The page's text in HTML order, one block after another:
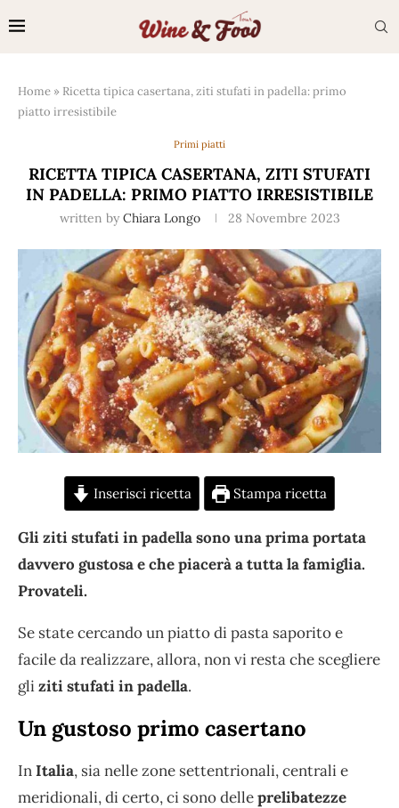
Home » Ricetta tipica casertana, ziti stufati in padella: primo
piatto irresistibile
Primi piatti
RICETTA TIPICA CASERTANA, ZITI STUFATI
IN PADELLA: PRIMO PIATTO IRRESISTIBILE
written by Chiara Longo 28 Novembre 2023
Inserisci ricetta Stampa ricetta
Gli ziti stufati in padella sono una prima portata
davvero gustosa e che piacerà a tutta la famiglia.
Provateli.
Se state cercando un piatto di pasta saporito e
facile da realizzare, allora, non vi resta che scegliere
gliziti stufati in padella.
Un gustoso primo casertano
InItalia, sia nelle zone settentrionali, centrali e
meridionali, di certo, ci sono delleprelibatezze